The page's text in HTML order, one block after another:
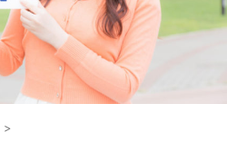
>